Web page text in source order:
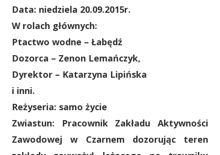
Data: niedziela 20.09.2015r.
W rolach głównych:
Ptactwo wodne – Łabędź
Dozorca – Zenon Lemańczyk,
Dyrektor – Katarzyna Lipińska
i inni.
Reżyseria: samo życie
Zwiastun: Pracownik Zakładu Aktywności
Zawodowej w Czarnem dozorując teren